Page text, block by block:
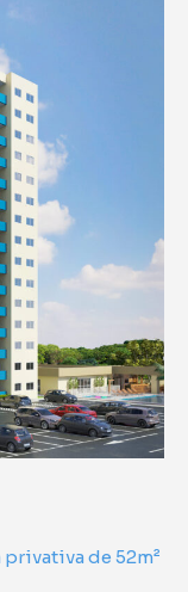
privativa de 52m²